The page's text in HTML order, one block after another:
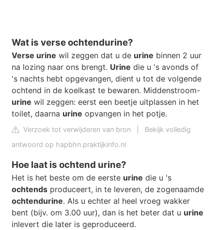
Wat is verse ochtendurine?
Verse urine wil zeggen dat u de urine binnen 2 uur
na lozing naar ons brengt. Urine die u 's avonds of
's nachts hebt opgevangen, dient u tot de volgende
ochtend in de koelkast te bewaren. Middenstroom-
urine wil zeggen: eerst een beetje uitplassen in het
toilet, daarna urine opvangen in het potje.
Verzoek tot verwijderen van bron
Bekijk volledig
antwoord op hapbhn.praktijkinfo.nl
Hoe laat is ochtend urine?
Het is het beste om de eerste urine die u 's
ochtends produceert, in te leveren, de zogenaamde
ochtendurine. Als u echter al heel vroeg wakker
bent (bijv. om 3.00 uur), dan is het beter dat u urine
inlevert die later is geproduceerd.